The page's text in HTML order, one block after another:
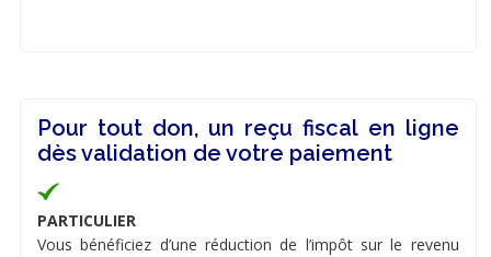
Pour tout don, un reçu fiscal en ligne
dès validation de votre paiement
PARTICULIER
Vous bénéficiez d’une réduction de l’impôt sur le revenu